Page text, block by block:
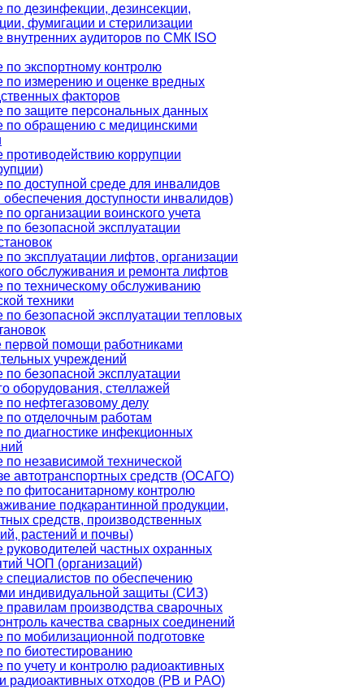
по дезинфекции, дезинсекции,
фумигации и стерилизации
внутренних аудиторов по СМК ISO
по экспортному контролю
по измерению и оценке вредных
факторов
по защите персональных данных
по обращению с медицинскими
противодействию коррупции
по доступной среде для инвалидов
доступности инвалидов)
организации воинского учета
по безопасной эксплуатации
по эксплуатации лифтов, организации
обслуживания и ремонта лифтов
по техническому обслуживанию
техники
по безопасной эксплуатации тепловых
первой помощи работниками
учреждений
по безопасной эксплуатации
оборудования, стеллажей
по нефтегазовому делу
по отделочным работам
по диагностике инфекционных
по независимой технической
автотранспортных средств (ОСАГО)
по фитосанитарному контролю
подкарантинной продукции,
средств, производственных
растений и почвы)
руководителей частных охранных
ЧОП (организаций)
специалистов по обеспечению
индивидуальной защиты (СИЗ)
правилам производства сварочных
качества сварных соединений
по мобилизационной подготовке
по биотестированию
по учету и контролю радиоактивных
радиоактивных отходов (РВ и РАО)